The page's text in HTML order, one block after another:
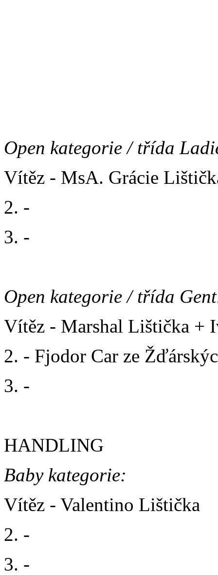
Open kategorie / třída
Vítěz - MsA. Grácie
2. -
3. -
Open kategorie / třída
Vítěz - Marshal Lištička +
2. - Fjodor Car ze
3. -
HANDLING
Baby kategorie:
Vítěz - Valentino Lištička
2. -
3. -